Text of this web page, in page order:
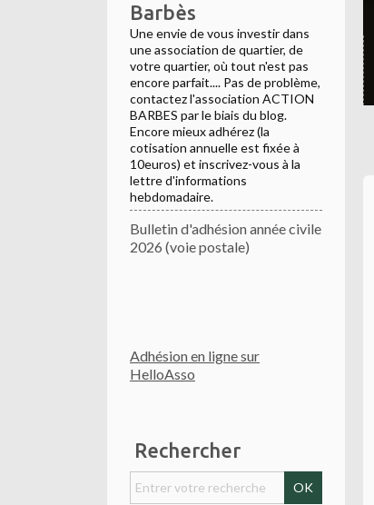
Barbès
Une envie de vous investir dans
une association de quartier, de
votre quartier, où tout n'est pas
encore parfait.... Pas de problème,
contactez l'association ACTION
BARBES par le biais du blog.
Encore mieux adhérez (la
cotisation annuelle est fixée à
10euros) et inscrivez-vous à la
lettre d'informations
hebdomadaire.
Bulletin d'adhésion année civile
2026 (voie postale)
Adhésion en ligne sur
HelloAsso
Rechercher